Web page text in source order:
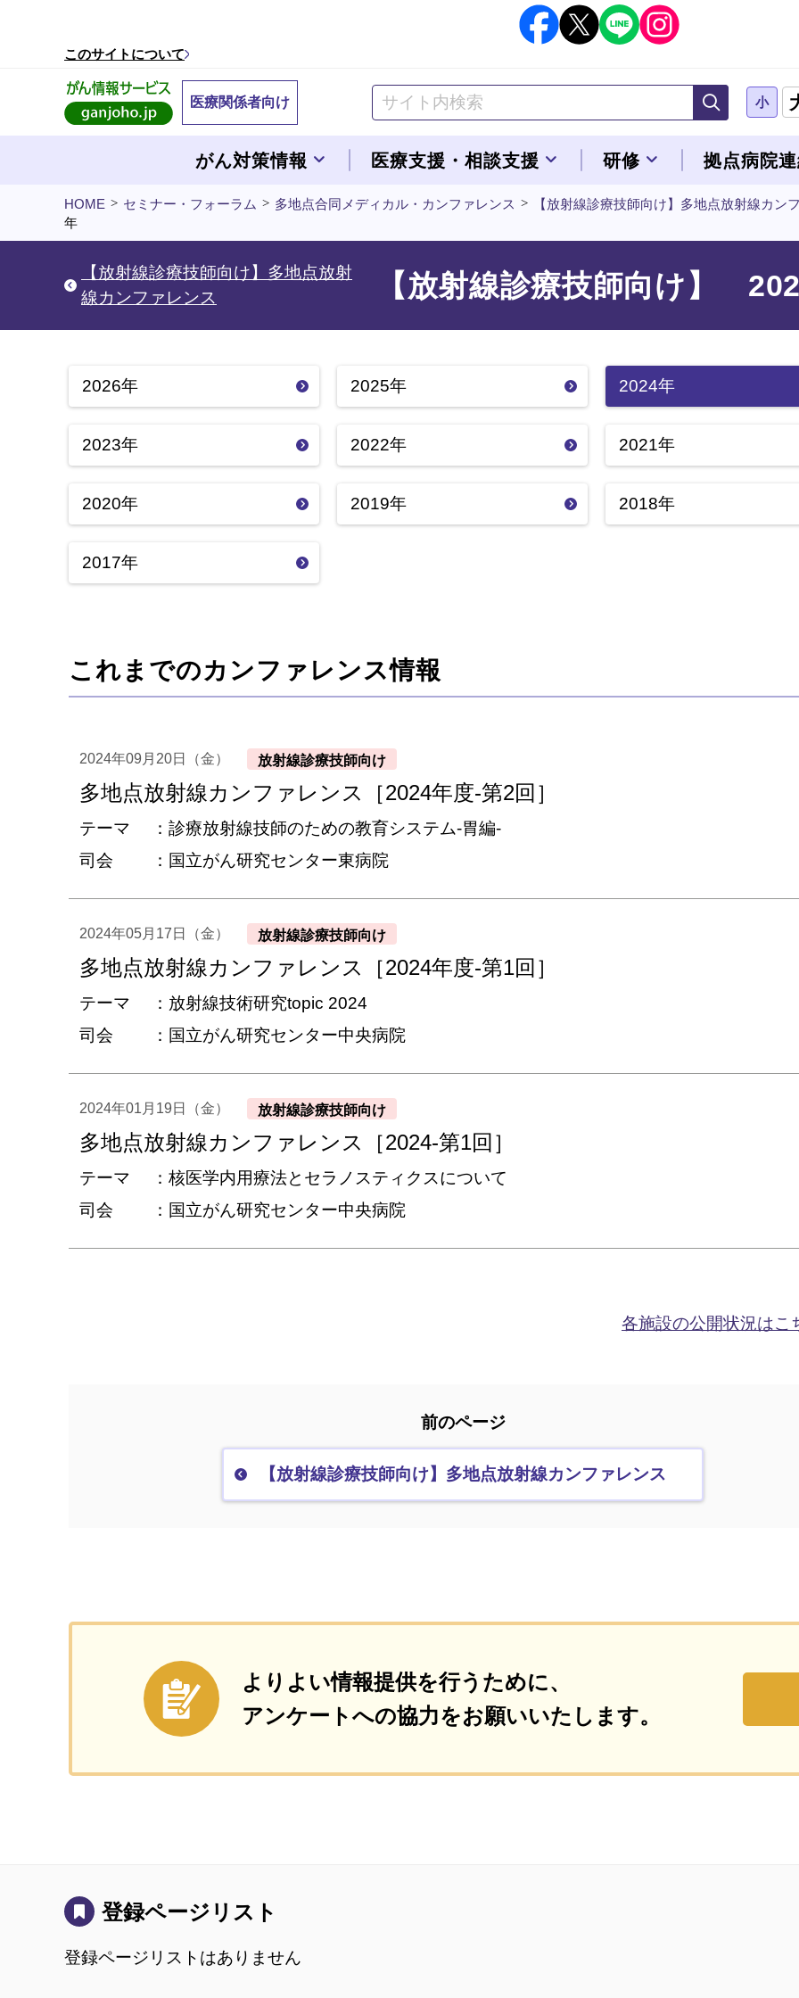
このサイトについて
医療関係者向け 小
がん対策情報 医療支援・相談支援 研修 拠点病院
HOME セミナー・フォーラム 多地点合同メディカル・カンファレンス
【放射線診療技師向け】多地点放射線カン
年
【放射線診療技師向け】多地点放射
線カンファレンス
【放射線診療技師向け】
2026年 2025年 2024年
2023年 2022年 2021年
2020年 2019年 2018年
2017年
これまでのカンファレンス情報
2024年09月20日（金） 放射線診療技師向け
多地点放射線カンファレンス［2024年度-第2回］
テーマ
診療放射線技師のための教育システム‐胃編‐
司会
国立がん研究センター東病院
2024年05月17日（金） 放射線診療技師向け
多地点放射線カンファレンス［2024年度-第1回］
テーマ
放射線技術研究topic 2024
司会
国立がん研究センター中央病院
2024年01月19日（金） 放射線診療技師向け
多地点放射線カンファレンス［2024-第1回］
テーマ
核医学内用療法とセラノスティクスについて
司会
国立がん研究センター中央病院
各施設の公開状況はこ
前のページ
【放射線診療技師向け】多地点放射線カンファレンス
よりよい情報提供を行うために、
アンケートへの協力をお願いいたします。
登録ページリスト
登録ページリストはありません